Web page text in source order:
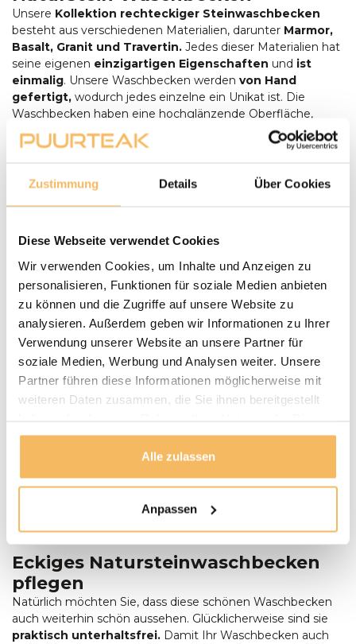
Zustimmung Details Über Cookies
Diese Webseite verwendet Cookies
Wir verwenden Cookies, um Inhalte und Anzeigen zu
personalisieren, Funktionen für soziale Medien anbieten
zu können und die Zugriffe auf unsere Website zu
analysieren. Außerdem geben wir Informationen zu Ihrer
Verwendung unserer Website an unsere Partner für
soziale Medien, Werbung und Analysen weiter. Unsere
Partner führen diese Informationen möglicherweise mit
weiteren Daten zusammen, die Sie ihnen bereitgestellt
gesammelt haben.
Alle zulassen
Anpassen
Unsere Kollektion rechteckiger Steinwaschbecken
besteht aus verschiedenen Materialien, darunter Marmor,
Basalt, Granit und Travertin. Jedes dieser Materialien hat
seine eigenen einzigartigen Eigenschaften und ist
einmalig. Unsere Waschbecken werden von Hand
gefertigt, wodurch jedes einzelne ein Unikat ist. Die
Waschbecken haben eine hochglänzende Oberfläche,
wodurch sie nicht nur schön aussehen, sondern auch leicht
zu pflegen sind. Wir verzichten auf Massenproduktion,
einzigartiges Aussehen hat. Nachfolgend möchten wir
Waschbecken unterscheidet sich ein wenig von den
anderen Waschbecken in unserer Kollektion.
Verleihen Sie dem Raum mit diesem hellen
Waschbecken einen Hauch von Luxus
Handwaschbecken Naturstein:
eignet sich ideal für kleinere Räume wie z. B. eine
Toilette. Machen Sie den Raum zu einem Blickfang
und entscheiden Sie sich für dieses
Natursteinwaschbecken.
Natursteinwaschschalen:Diese schönen großen
Waschbeckenform besser in Ihre Einrichtung? Dann
sollten Sie sich die anderen Nautrsteinwaschbecken
einzigartiges Aussehenhaben. Oder sehen Sie sich
unsere Naturssteinwaschschalen an!
Eckiges Natursteinwaschbecken
pflegen
Natürlich möchten Sie, dass diese schönen Waschbecken
auch weiterhin schön aussehen. Glücklicherweise sind sie
praktisch unterhaltsfrei. Damit Ihr Waschbecken auch